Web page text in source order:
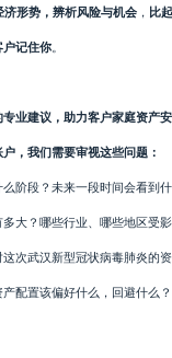
形势，辨析风险与机会 ， 比
记住你。
业建议，助力客户家庭资产
，我们需要审视这些问题：
阶段？未来一段时间会看到
大？哪些行业、哪些地区受
次武汉新型冠状病毒肺炎的
配置该偏好什么，回避什么？